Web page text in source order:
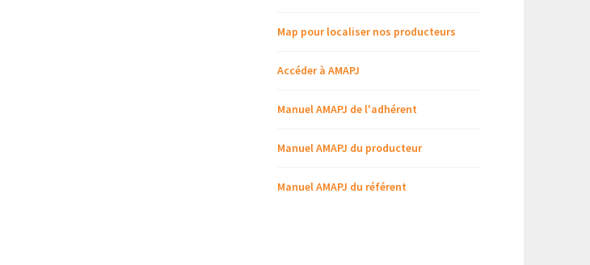
Map pour localiser nos producteurs
Accéder à AMAPJ
Manuel AMAPJ de l'adhérent
Manuel AMAPJ du producteur
Manuel AMAPJ du référent